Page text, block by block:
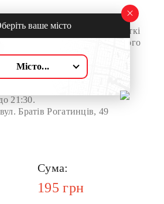
сир, лісова чорниця та хрусткі
додають шляхетного горіхового
21:30.
вул. Братів Рогатинців, 49
Сума:
195 грн
ваше місто
Місто...